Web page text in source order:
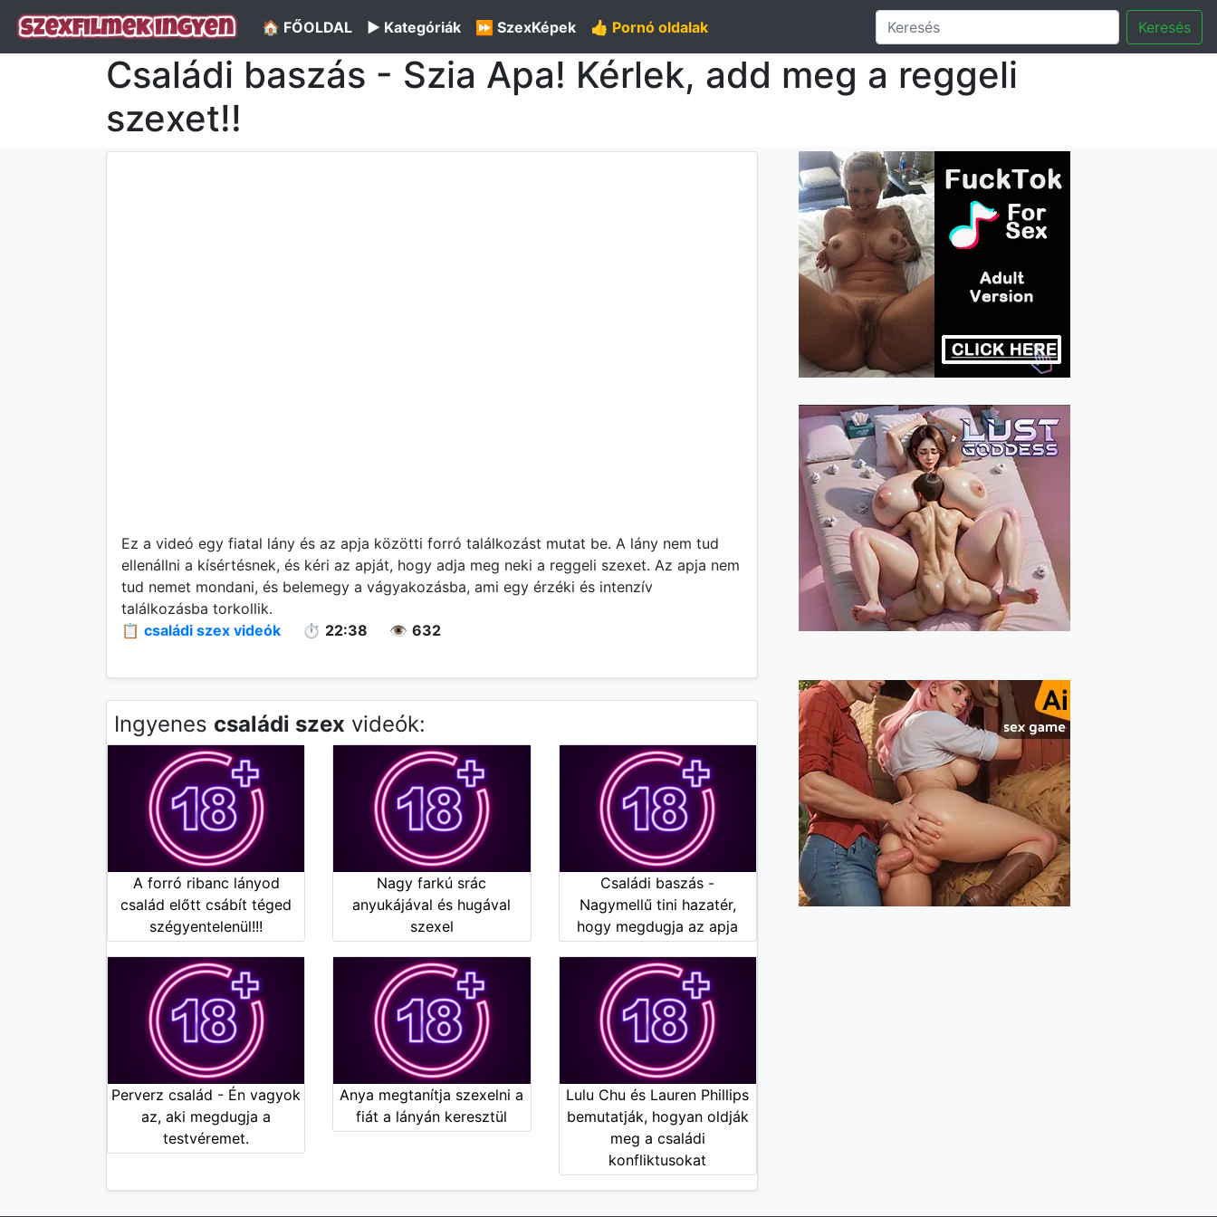
🏠 FŐOLDAL ▶️ Kategóriák ⏩ SzexKépek 👍 Pornó oldalak Keresés
Családi baszás - Szia Apa! Kérlek, add meg a reggeli
szexet!!
Ez a videó egy fiatal lány és az apja közötti forró találkozást mutat be. A lány nem tud
ellenállni a kísértésnek, és kéri az apját, hogy adja meg neki a reggeli szexet. Az apja nem
tud nemet mondani, és belemegy a vágyakozásba, ami egy érzéki és intenzív
találkozásba torkollik.
📋 családi szex videók ⏱️ 22:38 👁️ 632
Ingyenes családi szex videók:
A forró ribanc lányod
család előtt csábít téged
szégyentelenül!!!
Nagy farkú srác
anyukájával és hugával
szexel
Családi baszás -
Nagymellű tini hazatér,
hogy megdugja az apja
Perverz család - Én vagyok
az, aki megdugja a
testvéremet.
Anya megtanítja szexelni a
fiát a lányán keresztül
Lulu Chu és Lauren Phillips
bemutatják, hogyan oldják
meg a családi
konfliktusokat